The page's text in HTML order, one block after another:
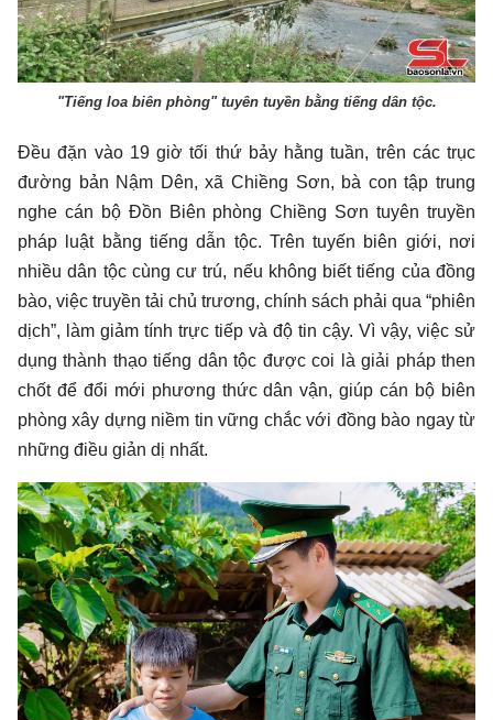
"Tiếng loa biên phòng" tuyên tuyền bằng tiếng dân tộc.
Đều đặn vào 19 giờ tối thứ bảy hằng tuần, trên các trục
đường bản Nậm Dên, xã Chiềng Sơn, bà con tập trung
nghe cán bộ Đồn Biên phòng Chiềng Sơn tuyên truyền
pháp luật bằng tiếng dẫn tộc. Trên tuyến biên giới, nơi
nhiều dân tộc cùng cư trú, nếu không biết tiếng của đồng
bào, việc truyền tải chủ trương, chính sách phải qua “phiên
dịch”, làm giảm tính trực tiếp và độ tin cậy. Vì vậy, việc sử
dụng thành thạo tiếng dân tộc được coi là giải pháp then
chốt để đổi mới phương thức dân vận, giúp cán bộ biên
phòng xây dựng niềm tin vững chắc với đồng bào ngay từ
những điều giản dị nhất.